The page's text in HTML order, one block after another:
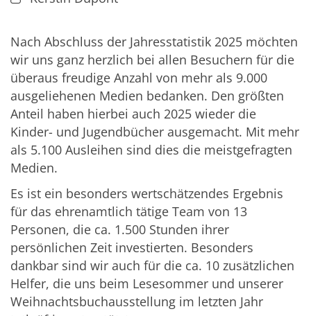
Nach Abschluss der Jahresstatistik 2025 möchten
wir uns ganz herzlich bei allen Besuchern für die
überaus freudige Anzahl von mehr als 9.000
ausgeliehenen Medien bedanken. Den größten
Anteil haben hierbei auch 2025 wieder die
Kinder- und Jugendbücher ausgemacht. Mit mehr
als 5.100 Ausleihen sind dies die meistgefragten
Medien.
Es ist ein besonders wertschätzendes Ergebnis
für das ehrenamtlich tätige Team von 13
Personen, die ca. 1.500 Stunden ihrer
persönlichen Zeit investierten. Besonders
dankbar sind wir auch für die ca. 10 zusätzlichen
Helfer, die uns beim Lesesommer und unserer
Weihnachtsbuchausstellung im letzten Jahr